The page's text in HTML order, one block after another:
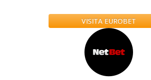
VISITA EUROBET